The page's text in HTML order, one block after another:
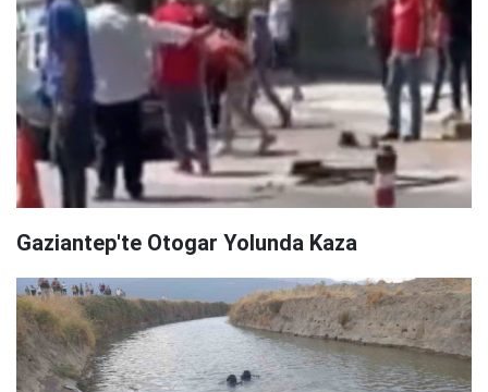
Gaziantep'te Otogar Yolunda Kaza